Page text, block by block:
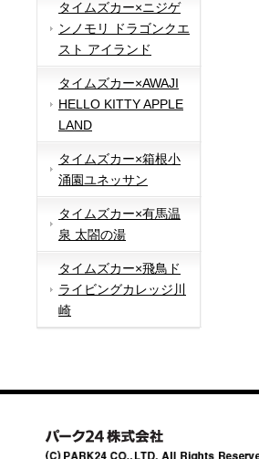
タイムズカー×ニジゲ
ンノモリ ドラゴンクエ
スト アイランド
タイムズカー×AWAJI
HELLO KITTY APPLE
LAND
タイムズカー×箱根小
涌園ユネッサン
タイムズカー×有馬温
泉 太閤の湯
タイムズカー×飛鳥ド
ライビングカレッジ川
崎